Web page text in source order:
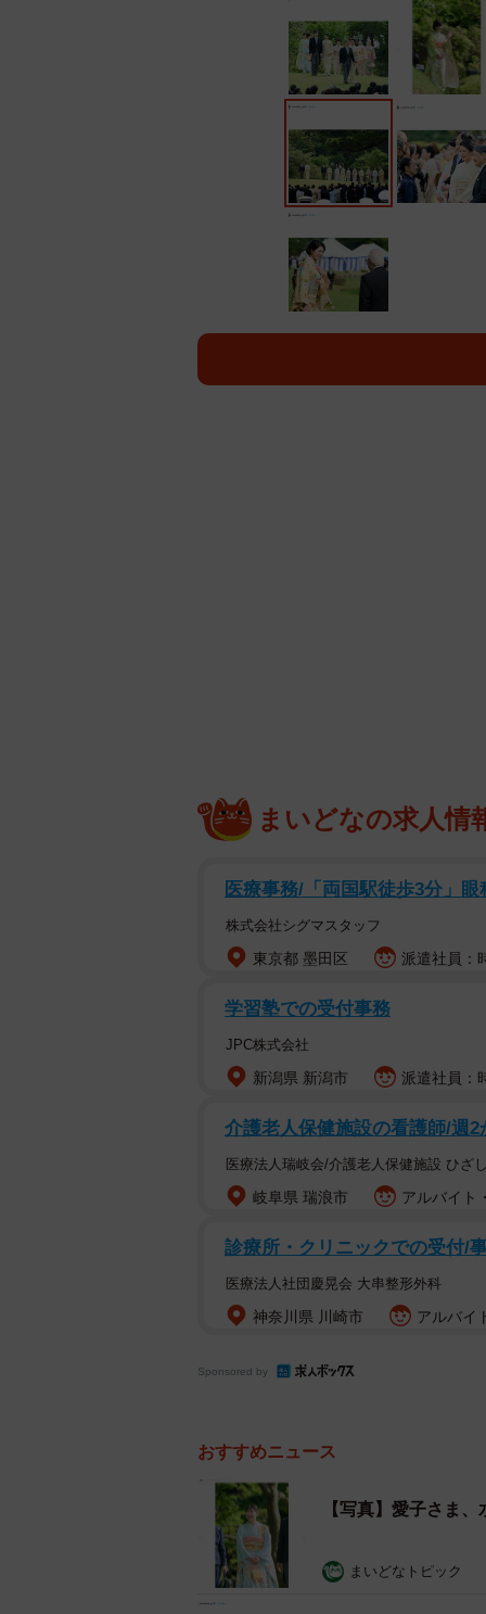
まいどなの求人情
医療事務/「両国駅徒歩3分」
株式会社シグマスタッフ
東京都 墨田区 派遣社員：
学習塾での受付事務
JPC株式会社
新潟県 新潟市 派遣社員：
介護老人保健施設の看護師/週
医療法人瑞岐会/介護老人保健施設 ひざ
岐阜県 瑞浪市 アルバイト
診療所・クリニックでの受付/
医療法人社団慶晃会 大串整形外科
神奈川県 川崎市 アルバイ
Sponsored by
おすすめニュース
【写真】愛子さま
まいどなトピック